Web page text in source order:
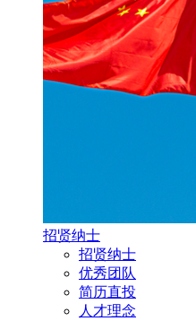
招贤纳士
招贤纳士
优秀团队
简历直投
人才理念